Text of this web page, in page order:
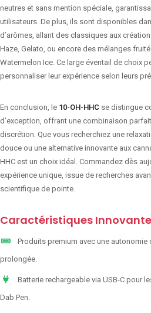
neutres et sans mention spéciale,
utilisateurs. De plus, ils sont disponibles
d’arômes, allant des classiques aux
Haze, Gelato, ou encore des mélanges
Watermelon Ice. Ce large éventail de choix
personnaliser leur expérience selon leurs
En conclusion, le 10-OH-HHC se distingue
d’exception, offrant une combinaison
discrétion. Que vous recherchiez une
douce ou une alternative innovante aux
HHC est un choix idéal. Commandez dès
expérience unique, issue de recherches
scientifique de pointe.
Caractéristiques
Produits premium avec une
prolongée.
Batterie rechargeable via USB-C pour
Dab Pen.